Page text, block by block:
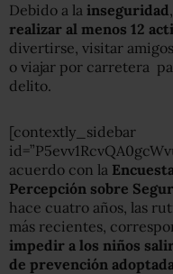
Debido a la inseguridad
realizar al menos 12
divertirse, visitar
o viajar por carretera
delito.
[contextly_sidebar
acuerdo con la
Percepción sobre
hace cuatro años, las
más recientes,
impedir a los niños
de prevención